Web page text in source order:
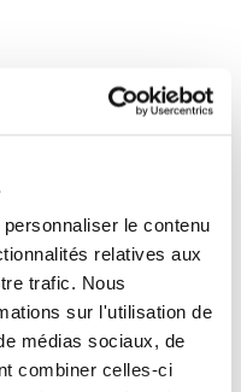
le contenu
relatives aux
trafic. Nous
sur l'utilisation de
médias sociaux, de
combiner celles-ci